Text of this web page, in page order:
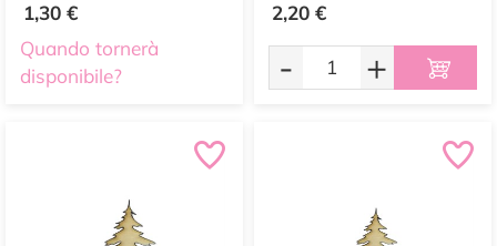
1,30 €
Quando tornerà
disponibile?
2,20 €
- +